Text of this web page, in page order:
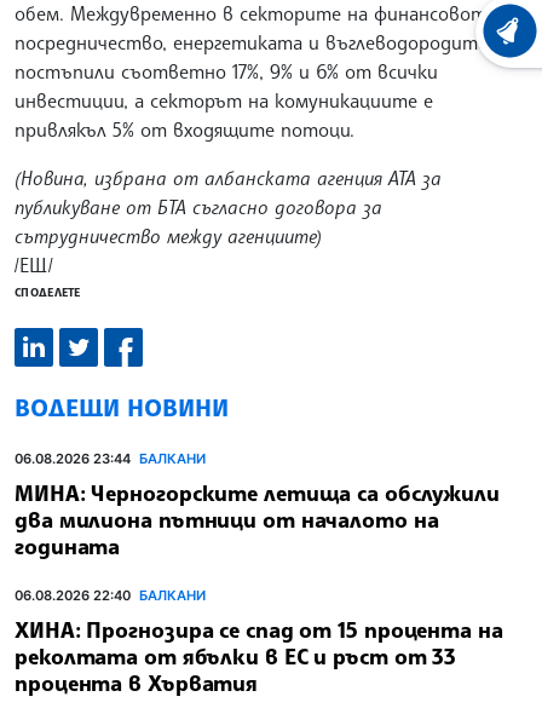
обем. Междувременно в секторите на финансовото
посредничество, енергетиката и въглеводородите са
постъпили съответно 17%, 9% и 6% от всички
инвестиции, а секторът на комуникациите е
привлякъл 5% от входящите потоци.
(Новина, избрана от албанската агенция АТА за
публикуване от БТА съгласно договора за
сътрудничество между агенциите)
/ЕЩ/
СПОДЕЛЕТЕ
ВОДЕЩИ НОВИНИ
06.08.2026 23:44 БАЛКАНИ
МИНА: Черногорските летища са обслужили
два милиона пътници от началото на
годината
06.08.2026 22:40 БАЛКАНИ
ХИНА: Прогнозира се спад от 15 процента на
реколтата от ябълки в ЕС и ръст от 33
процента в Хърватия